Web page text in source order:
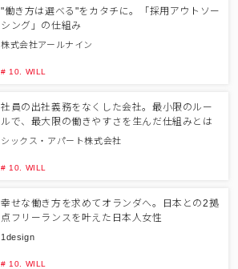
"働き方は選べる"をカタチに。「採用アウトソー
シング」の仕組み
株式会社アールナイン
# 10. WILL
社員の出社義務をなくした会社。最小限のルー
ルで、最大限の働きやすさを生んだ仕組みとは
シックス・アパート株式会社
# 10. WILL
幸せな働き方を求めてオランダへ。日本との2拠
点フリーランスを叶えた日本人女性
1design
# 10. WILL